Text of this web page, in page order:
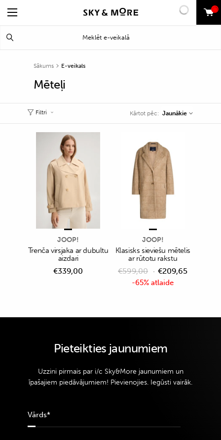
0
Sākums E-veikals
Mēteļi
Filtri Kārtot pēc: Jaunākie
JOOP!
Trenča virsjaka ar dubultu
aizdari
€339,00
-65% atlaide
JOOP!
Klasisks sieviešu mētelis
ar rūtotu rakstu
€599,00 €209,65
Pieteikties jaunumiem
Uzzini pirmais par i/c Sky&More jaunumiem un
īpašajiem piedāvājumiem! Pievienojies. Iegūsti vairāk.